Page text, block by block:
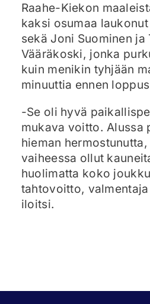
Raahe-Kiekon
kaksi osumaa
sekä Joni Suominen ja
Vääräkoski, jonka
kuin menikin tyhjään
minuuttia ennen
-Se oli hyvä
mukava voitto. Alussa
hieman
vaiheessa ollut
huolimatta koko
tahtovoitto,
iloitsi.